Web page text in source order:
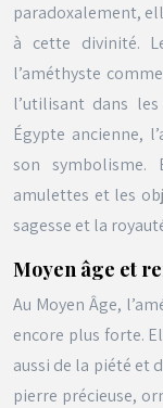
paradoxalement,
à cette divinité.
l’améthyste
l’utilisant dans
Égypte ancienne,
son
amulettes et les
sagesse et la
Moyen âge et
Au Moyen Âge,
encore plus forte.
aussi de la piété et
pierre précieuse,